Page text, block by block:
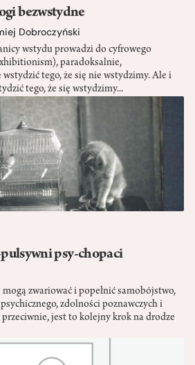
bezwstydne
Dobroczyński
wstydu prowadzi do cyfrowego
paradoksalnie,
tego, że się nie wstydzimy. Ale i
tego, że się wstydzimy...
psy-chopaci
zwariować i popełnić samobójstwo,
zdolności poznawczych i
jest to kolejny krok na drodze